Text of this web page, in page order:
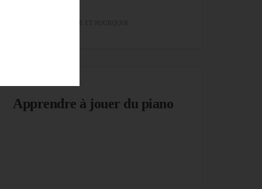
QUE JE RECOMMANDE ET POURQUOI
Apprendre à jouer du piano